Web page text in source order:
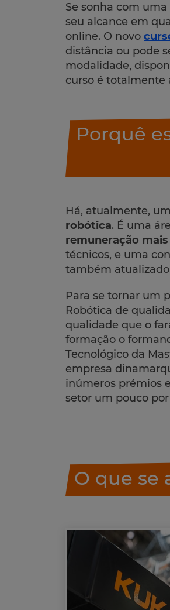
Se sonha com
seu alcance em
online. O novo
distância ou pode
modalidade,
curso é totalmente
Porquê
Há, atualmente,
robótica. É uma
remuneração mais
técnicos, e uma
também
Para se tornar um
Robótica de
qualidade que o
formação o
Tecnológico da
empresa
inúmeros prémios
setor um pouco
O que se